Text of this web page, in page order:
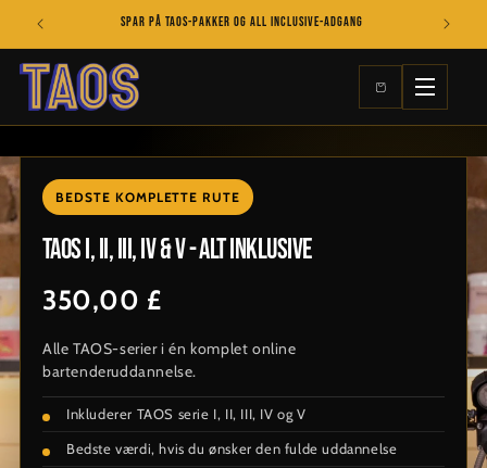
Gå til
indhold
Lær online i dit eget tempo med TAOS
BEDSTE KOMPLETTE RUTE
TAOS I, II, III, IV & V - ALT INKLUSIVE
350,00 £
Alle TAOS-serier i én komplet online
bartenderuddannelse.
Inkluderer TAOS serie I, II, III, IV og V
Bedste værdi, hvis du ønsker den fulde uddannelse